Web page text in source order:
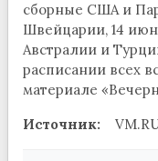
сборные США и
Швейцарии, 14
Австралии и
расписании всех
материале
Источник: